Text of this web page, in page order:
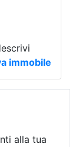
immobile
alla tua